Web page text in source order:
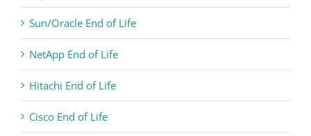
Sun/Oracle End of Life
NetApp End of Life
Hitachi End of Life
Cisco End of Life